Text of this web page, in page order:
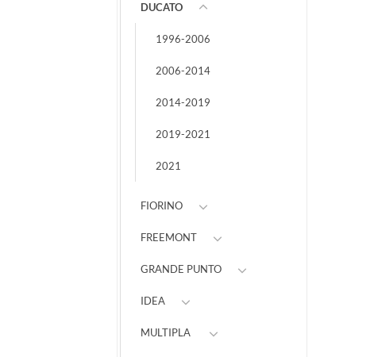
DUCATO
1996-2006
2006-2014
2014-2019
2019-2021
2021
FIORINO
FREEMONT
GRANDE PUNTO
IDEA
MULTIPLA